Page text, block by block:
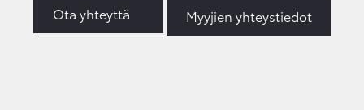
Ota yhteyttä Myyjien yhteystiedot